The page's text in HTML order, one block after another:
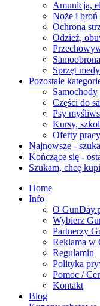
Amunicja,
Noże i broń
Ochrona
Odzież,
Samoobrona
Sprzęt
Pozostałe
Części do
Psy
Kursy,
Oferty
Najnowsze -
Kończące się -
Szukam, chcę
Home
Info
O
Wybierz
Partnerzy
Reklama w
Regulamin
Polityka
Pomoc /
Kontakt
Blog